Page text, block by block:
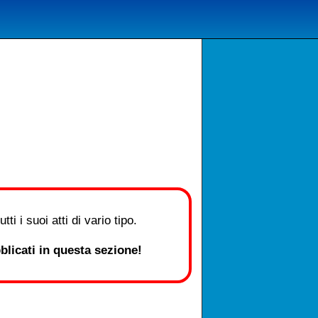
i suoi atti di vario tipo.
in questa sezione!